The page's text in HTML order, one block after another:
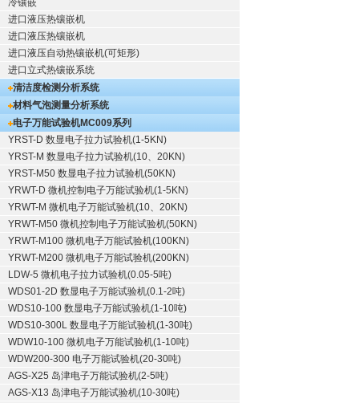
冷镶嵌
进口液压热镶嵌机
进口液压热镶嵌机
进口液压自动热镶嵌机(可矩形)
进口立式热镶嵌系统
清洁度检测分析系统
材料气泡测量分析系统
电子万能试验机MC009系列
YRST-D 数显电子拉力试验机(1-5KN)
YRST-M 数显电子拉力试验机(10、20KN)
YRST-M50 数显电子拉力试验机(50KN)
YRWT-D 微机控制电子万能试验机(1-5KN)
YRWT-M 微机电子万能试验机(10、20KN)
YRWT-M50 微机控制电子万能试验机(50KN)
YRWT-M100 微机电子万能试验机(100KN)
YRWT-M200 微机电子万能试验机(200KN)
LDW-5 微机电子拉力试验机(0.05-5吨)
WDS01-2D 数显电子万能试验机(0.1-2吨)
WDS10-100 数显电子万能试验机(1-10吨)
WDS10-300L 数显电子万能试验机(1-30吨)
WDW10-100 微机电子万能试验机(1-10吨)
WDW200-300 电子万能试验机(20-30吨)
AGS-X25 岛津电子万能试验机(2-5吨)
AGS-X13 岛津电子万能试验机(10-30吨)